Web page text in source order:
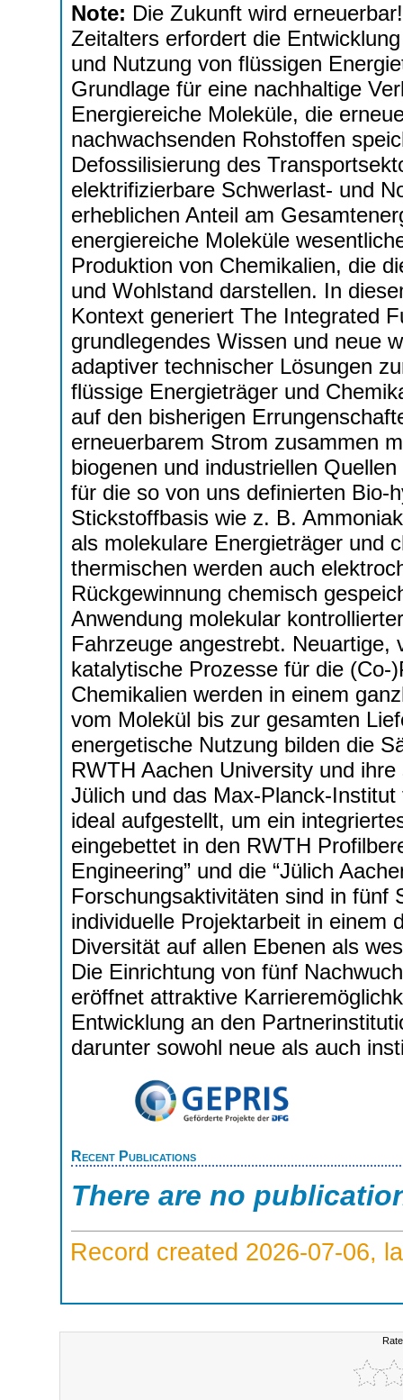
Note: Die Zukunft wird
Zeitalters erfordert die
und Nutzung von flüssigen
Grundlage für eine nachhaltige
Energiereiche Moleküle, die
nachwachsenden Rohstoffen
Defossilisierung des
elektrifizierbare Schwerlast- und
erheblichen Anteil am
energiereiche Moleküle
Produktion von Chemikalien, die
und Wohlstand darstellen. In
Kontext generiert The Integrated
grundlegendes Wissen und neue
adaptiver technischer Lösungen
flüssige Energieträger und
auf den bisherigen
erneuerbarem Strom zusammen
biogenen und industriellen
für die so von uns definierten Bio-
Stickstoffbasis wie z. B.
als molekulare Energieträger und
thermischen werden auch
Rückgewinnung chemisch
Anwendung molekular
Fahrzeuge angestrebt.
katalytische Prozesse für die
Chemikalien werden in einem
vom Molekül bis zur gesamten
energetische Nutzung bilden die
RWTH Aachen University und
Jülich und das Max-Planck-
ideal aufgestellt, um ein
eingebettet in den RWTH
Engineering” und die “Jülich
Forschungsaktivitäten sind in fünf
individuelle Projektarbeit in einem
Diversität auf allen Ebenen als
Die Einrichtung von fünf
eröffnet attraktive
Entwicklung an den
darunter sowohl neue als auch
Recent Publications
There are no
Record created 2026-07-06,